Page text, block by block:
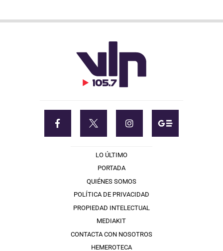
LO ÚLTIMO
PORTADA
QUIÉNES SOMOS
POLÍTICA DE PRIVACIDAD
PROPIEDAD INTELECTUAL
MEDIAKIT
CONTACTA CON NOSOTROS
HEMEROTECA